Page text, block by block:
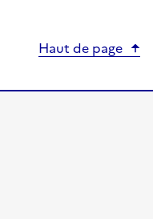
Haut de page